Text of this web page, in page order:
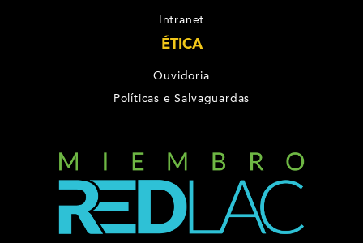
Intranet
ÉTICA
Ouvidoria
Políticas e Salvaguardas